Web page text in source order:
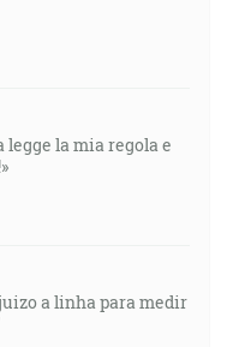
legge la mia regola e
juizo a linha para medir